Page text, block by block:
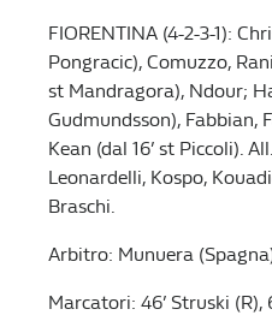
FIORENTINA (4-2-3-1):
Pongracic), Comuzzo,
st Mandragora), Ndour;
Gudmundsson), Fabbian,
Kean (dal 16’ st Piccoli).
Leonardelli, Kospo,
Braschi.
Arbitro: Munuera
Marcatori: 46’ Struski (R),